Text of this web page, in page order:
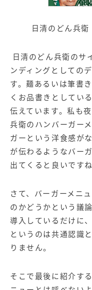
日清のどん兵衛
日清のどん兵衛のサ
ンディングとしての
す。麺あるいは筆書
くお品書きとしてい
伝えています。私も
兵衛のハンバーガー
ガーという洋食感が
が伝わるようなバー
出てくると良いですね
さて、バーガーメニ
のかどうかという議
導入しているだけに
というのは共通認識
りません。
そこで最後に紹介す